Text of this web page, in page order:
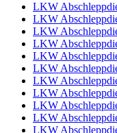
LKW
LKW
LKW
LKW
LKW
LKW
LKW
LKW
LKW
LKW
LKW